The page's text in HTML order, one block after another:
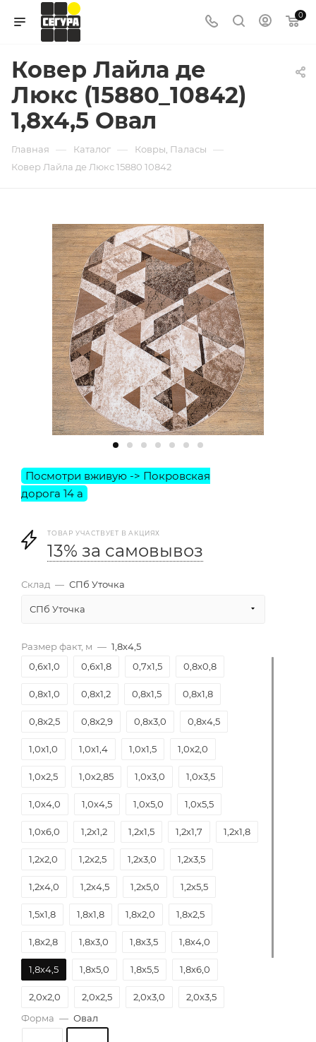
0
Ковер Лайла де
Люкс (15880_10842)
1,8х4,5 Овал
Главная — Каталог — Ковры, Паласы —
Ковер Лайла де Люкс 15880 10842
ТОВАР УЧАСТВУЕТ В АКЦИЯХ
13% за самовывоз
Склад — СПб Уточка
СПб Уточка
Размер факт, м — 1,8х4,5
0,6х1,0
0,6х1,8 0,7х1,5 0,8х0,8
0,8х1,0 0,8х1,2 0,8х1,5 0,8х1,8
0,8х2,5 0,8х2,9 0,8х3,0 0,8х4,5
1,0х1,0 1,0х1,4 1,0х1,5 1,0х2,0
1,0х2,5 1,0х2,85 1,0х3,0 1,0х3,5
1,0х4,0 1,0х4,5 1,0х5,0 1,0х5,5
1,0х6,0 1,2х1,2 1,2х1,5 1,2х1,7 1,2х1,8
1,2х2,0 1,2х2,5 1,2х3,0 1,2х3,5
1,2х4,0 1,2х4,5 1,2х5,0 1,2х5,5
1,5х1,8 1,8х1,8 1,8х2,0 1,8х2,5
1,8х2,8 1,8х3,0 1,8х3,5 1,8х4,0
1,8х4,5 1,8х5,0 1,8х5,5 1,8х6,0
2,0х2,0 2,0х2,5 2,0х3,0 2,0х3,5
2,0х4,0 2,0х4,5
Форма — Овал